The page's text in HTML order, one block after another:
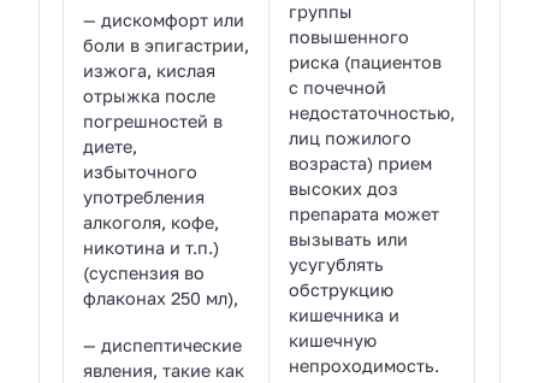
— дискомфорт или
боли в эпигастрии,
изжога, кислая
отрыжка после
погрешностей в
диете,
избыточного
употребления
алкоголя, кофе,
никотина и т.п.)
(суспензия во
флаконах 250 мл),
— диспептические
явления, такие как
группы
повышенного
риска (пациентов
с почечной
недостаточностью,
лиц пожилого
возраста) прием
высоких доз
препарата может
вызывать или
усугублять
обструкцию
кишечника и
кишечную
непроходимость.